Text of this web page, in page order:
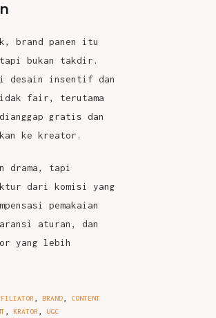
brand panen itu
bukan takdir.
desain insentif dan
fair, terutama
gratis dan
ke kreator.
drama, tapi
dari komisi yang
pemakaian
aturan, dan
yang lebih
BRAND
CONTENT
KRATOR UGC